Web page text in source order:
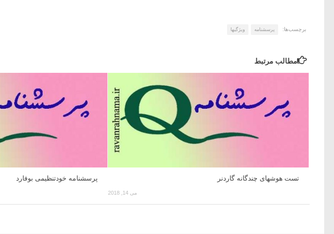
برچسب‌ها: پرسشنامه ویژگیها
مطالب مرتبط
پرسشنامه خودتنظیمی بوفارد تست هوشهای چندگانه گاردنر
می 14, 2018